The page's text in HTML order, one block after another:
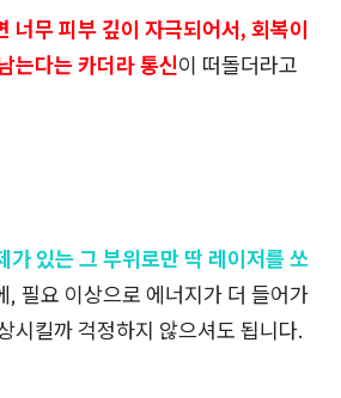
너무 피부 깊이 자극되어서, 회복이
는다는 카더라 통신이 떠돌더라고
가 있는 그 부위로만 딱 레이저를 쏘
, 필요 이상으로 에너지가 더 들어가
시킬까 걱정하지 않으셔도 됩니다.